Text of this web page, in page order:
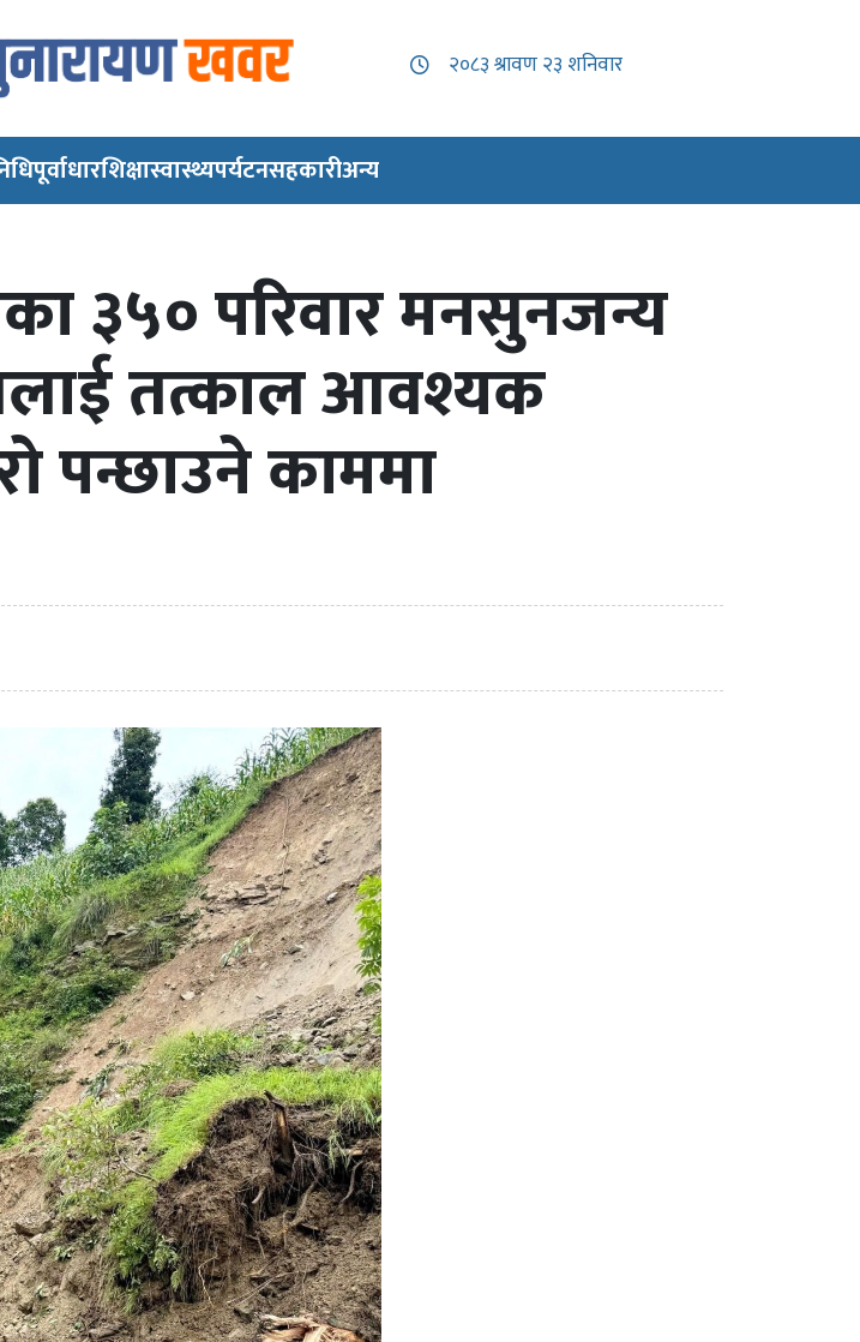
पूर्वाधारशिक्षास्वास्थ्यपर्यटनसहकारीअन्य
३५० परिवार मनसुनजन्य
तत्काल आवश्यक
पन्छाउने काममा